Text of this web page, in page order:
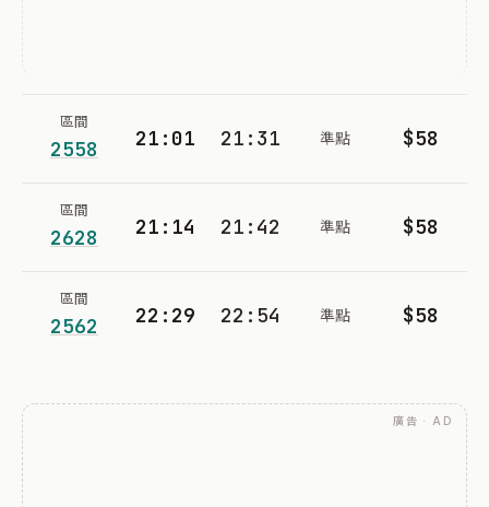
區間
2558 21:01 21:31 準點 $58
區間
2628 21:14 21:42 準點 $58
區間
2562 22:29 22:54 準點 $58
廣告 · AD